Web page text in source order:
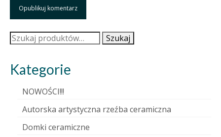
Szukaj: Szukaj
Kategorie
NOWOŚCI!!!
Autorska artystyczna rzeźba ceramiczna
Domki ceramiczne